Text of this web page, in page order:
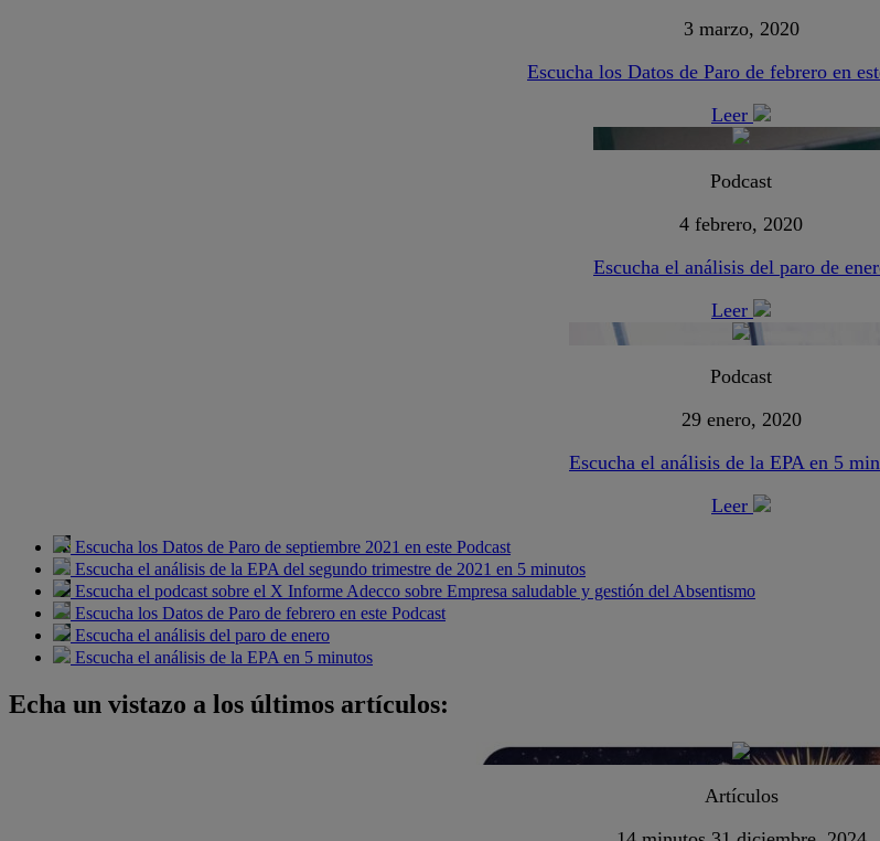
3 marzo, 2020
Escucha los Datos de Paro de febrero en
Leer
Podcast
4 febrero, 2020
Escucha el análisis del paro de
Leer
Podcast
29 enero, 2020
Escucha el análisis de la EPA en 5
Leer
Escucha los Datos de Paro de septiembre 2021 en este Podcast
Escucha el análisis de la EPA del segundo trimestre de 2021 en 5 minutos
Escucha el podcast sobre el X Informe Adecco sobre Empresa saludable y gestión del Absentismo
Escucha los Datos de Paro de febrero en este Podcast
Escucha el análisis del paro de enero
Escucha el análisis de la EPA en 5 minutos
Echa un vistazo a los últimos artículos:
Artículos